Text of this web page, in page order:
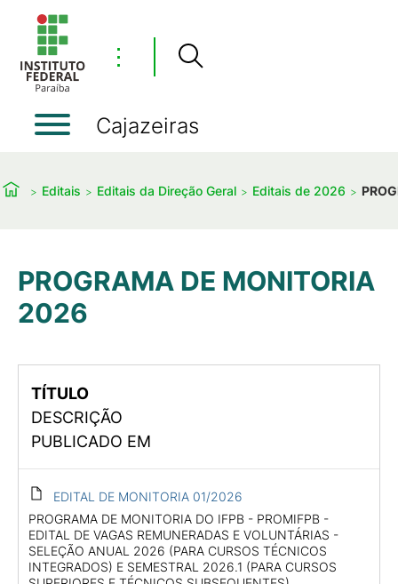
⋮
Cajazeiras
Editais Editais da Direção Geral Editais de 2026
PROGRAMA DE MONITORIA
2026
TÍTULO
DESCRIÇÃO
PUBLICADO EM
EDITAL DE MONITORIA 01/2026
PROGRAMA DE MONITORIA DO IFPB - PROMIFPB -
EDITAL DE VAGAS REMUNERADAS E VOLUNTÁRIAS -
SELEÇÃO ANUAL 2026 (PARA CURSOS TÉCNICOS
INTEGRADOS) E SEMESTRAL 2026.1 (PARA CURSOS